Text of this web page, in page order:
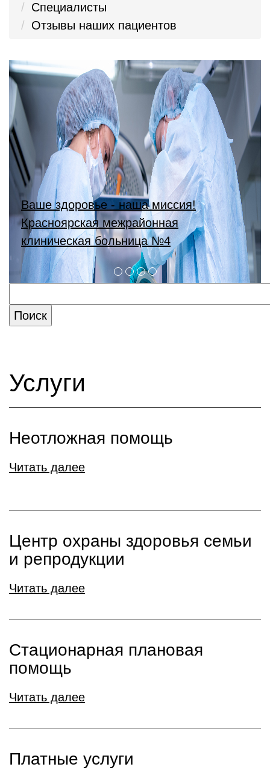
Специалисты
Отзывы наших пациентов
Ваше здоровье - наша миссия!
Красноярская межрайонная
клиническая больница №4
Услуги
Неотложная помощь
Читать далее
Центр охраны здоровья семьи
и репродукции
Читать далее
Стационарная плановая
помощь
Читать далее
Платные услуги